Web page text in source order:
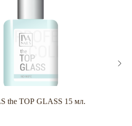
the TOP GLASS 15 мл.